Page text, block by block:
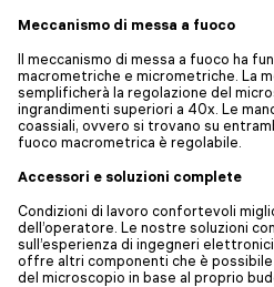
Meccanismo di messa a fuoco
Il meccanismo di messa a fuoco ha
macrometriche e micrometriche. La
semplificherà la regolazione del
ingrandimenti superiori a 40x. Le
coassiali, ovvero si trovano su
fuoco macrometrica è regolabile.
Accessori e soluzioni complete
Condizioni di lavoro confortevoli
dell’operatore. Le nostre soluzioni
sull’esperienza di ingegneri
offre altri componenti che è
del microscopio in base al proprio